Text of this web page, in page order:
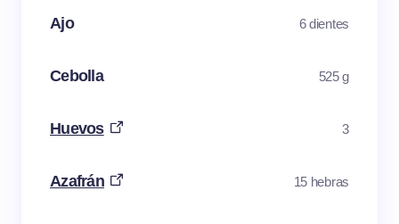
Ajo 6 dientes
Cebolla 525 g
Huevos 3
Azafrán 15 hebras